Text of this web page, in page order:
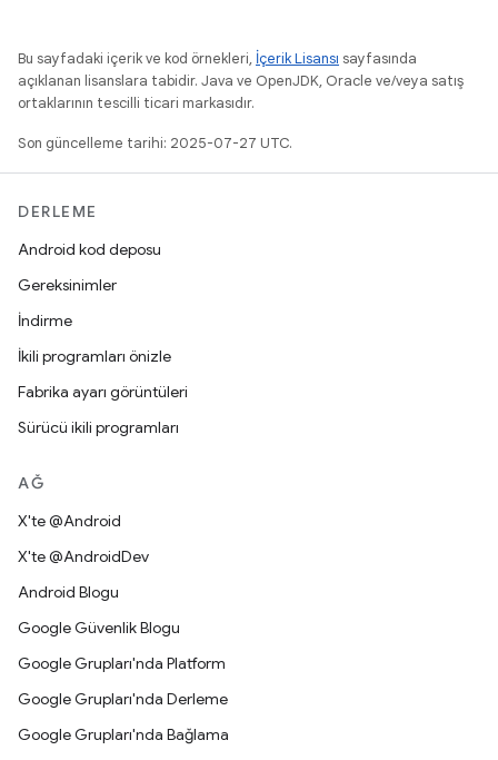
Bu sayfadaki içerik ve kod örnekleri, İçerik Lisansı sayfasında
açıklanan lisanslara tabidir. Java ve OpenJDK, Oracle ve/veya satış
ortaklarının tescilli ticari markasıdır.
Son güncelleme tarihi: 2025-07-27 UTC.
DERLEME
Android kod deposu
Gereksinimler
İndirme
İkili programları önizle
Fabrika ayarı görüntüleri
Sürücü ikili programları
AĞ
X'te @Android
X'te @AndroidDev
Android Blogu
Google Güvenlik Blogu
Google Grupları'nda Platform
Google Grupları'nda Derleme
Google Grupları'nda Bağlama